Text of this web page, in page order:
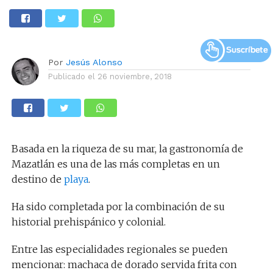
Por Jesús Alonso
Publicado el 26 noviembre, 2018
Basada en la riqueza de su mar, la gastronomía de
Mazatlán es una de las más completas en un
destino de playa.
Ha sido completada por la combinación de su
historial prehispánico y colonial.
Entre las especialidades regionales se pueden
mencionar: machaca de dorado servida frita con